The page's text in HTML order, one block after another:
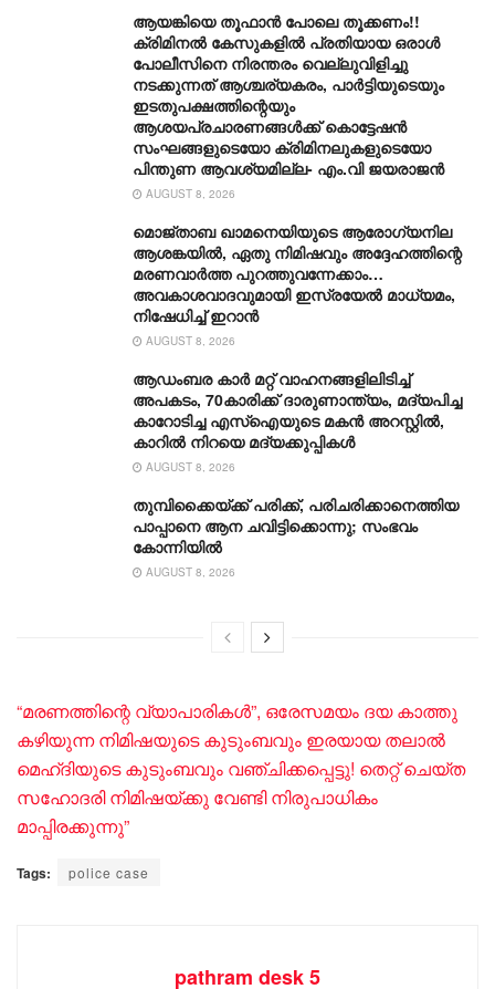
ആയങ്കിയെ തൂഫാൻ പോലെ തൂക്കണം!!
ക്രിമിനൽ കേസുകളിൽ പ്രതിയായ ഒരാൾ
പോലീസിനെ നിരന്തരം വെല്ലുവിളിച്ചു
നടക്കുന്നത് ആശ്ചര്യകരം, പാർട്ടിയുടെയും
ഇടതുപക്ഷത്തിന്റെയും
ആശയപ്രചാരണങ്ങൾക്ക് കൊട്ടേഷൻ
സംഘങ്ങളുടെയോ ക്രിമിനലുകളുടെയോ
പിന്തുണ ആവശ്യമില്ല- എം.വി ജയരാജൻ
AUGUST 8, 2026
മൊജ്താബ ഖാമനെയിയുടെ ആരോ​ഗ്യനില
ആശങ്കയിൽ, ഏതു നിമിഷവും അദ്ദേഹത്തിന്റെ
മരണവാർത്ത പുറത്തുവന്നേക്കാം…
അവകാശവാദവുമായി ഇസ്രയേൽ മാധ്യമം,
നിഷേധിച്ച് ഇറാൻ
AUGUST 8, 2026
ആഡംബര കാര്‍ മറ്റ് വാഹനങ്ങളിലിടിച്ച്
അപകടം, 70കാരിക്ക് ദാരുണാന്ത്യം, മദ്യപിച്ച
കാറോടിച്ച എസ്ഐയുടെ മകന്‍ അറസ്റ്റില്‍,
കാറില്‍ നിറയെ മദ്യക്കുപ്പികള്‍
AUGUST 8, 2026
തുമ്പിക്കൈയ്ക്ക് പരിക്ക്, പരിചരിക്കാനെത്തിയ
പാപ്പാനെ ആന ചവിട്ടിക്കൊന്നു; സംഭവം
കോന്നിയിൽ
AUGUST 8, 2026
“മരണത്തിന്റെ വ്യാപാരികൾ”, ഒരേസമയം ദയ കാത്തു
കഴിയുന്ന നിമിഷയുടെ കുടുംബവും ഇരയായ തലാൽ
മെഹ്‌ദിയുടെ കുടുംബവും വഞ്ചിക്കപ്പെട്ടു! തെറ്റ് ചെയ്ത
സഹോദരി നിമിഷയ്ക്കു വേണ്ടി നിരുപാധികം
മാപ്പിരക്കുന്നു”
Tags: police case
pathram desk 5